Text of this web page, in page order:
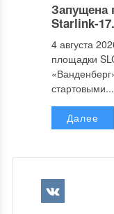
Запущена
Starlink-
4 августа
площадки
стартовыми...
Далее